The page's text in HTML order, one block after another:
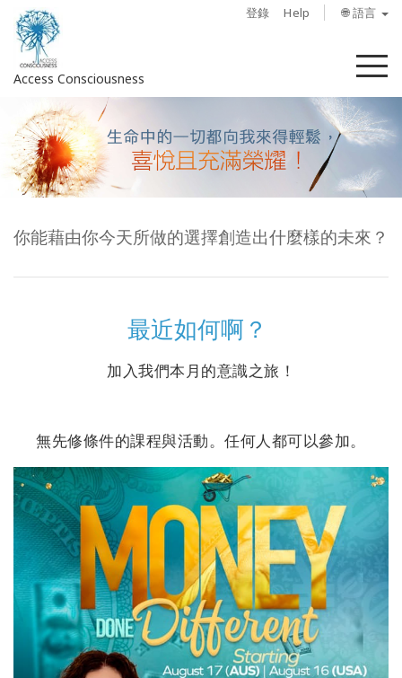
登錄 Help 🌐 語言
Access Consciousness
菜
登
錄
您
的
戶
關
課
程
導
師
Shop
More
你能藉由你今天所做的選擇創造出什麼樣的未來？
最近如何啊？
加入我們本月的意識之旅！
無先修條件的課程與活動。任何人都可以參加。